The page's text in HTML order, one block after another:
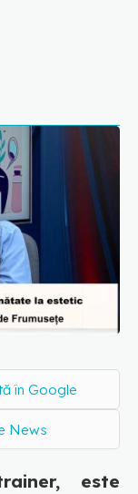
în Google
News
este